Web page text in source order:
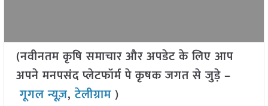
(नवीनतम कृषि समाचार और अपडेट के लिए आप
अपने मनपसंद प्लेटफॉर्म पे कृषक जगत से जुड़े –
गूगल न्यूज़,टेलीग्राम )